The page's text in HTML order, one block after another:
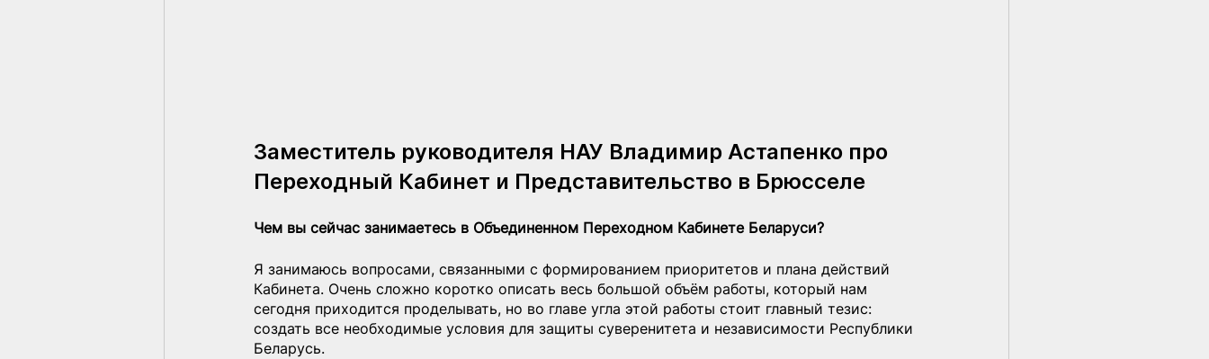
Заместитель руководителя НАУ Владимир Астапенко про
Переходный Кабинет и Представительство в Брюсселе
Чем вы сейчас занимаетесь в Объединенном Переходном Кабинете Беларуси?
Я занимаюсь вопросами, связанными с формированием приоритетов и плана действий
Кабинета. Очень сложно коротко описать весь большой объём работы, который нам
сегодня приходится проделывать, но во главе угла этой работы стоит главный тезис:
создать все необходимые условия для защиты суверенитета и независимости Республики
Беларусь.